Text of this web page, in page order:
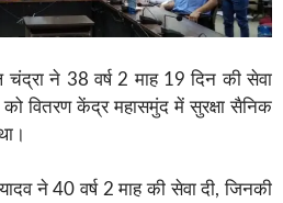
चंद्रा ने 38 वर्ष 2 माह 19 दिन की सेवा
वितरण केंद्र महासमुंद में सुरक्षा सैनिक
यादव ने 40 वर्ष 2 माह की सेवा दी, जिनकी